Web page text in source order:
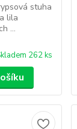
stuha
lila
...
262 ks